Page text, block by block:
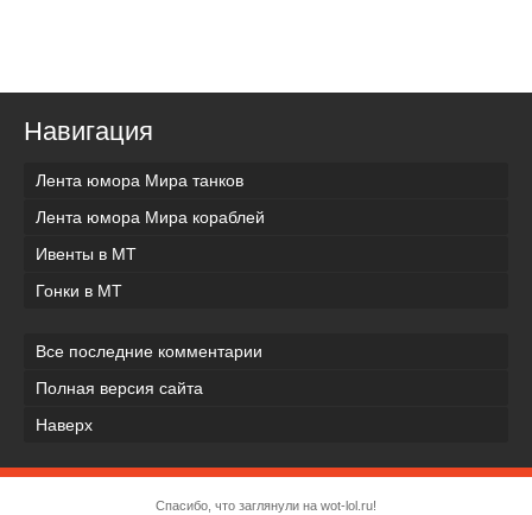
Навигация
Лента юмора Мира танков
Лента юмора Мира кораблей
Ивенты в МТ
Гонки в МТ
Все последние комментарии
Полная версия сайта
Наверх
Спасибо, что заглянули на wot-lol.ru!